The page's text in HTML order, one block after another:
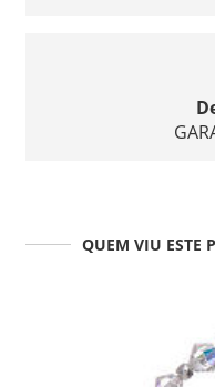
QUEM VIU ESTE